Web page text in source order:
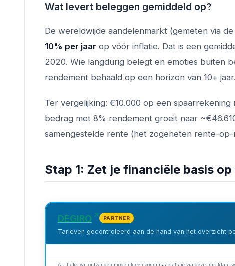
Wat levert beleggen gemiddeld op?
De wereldwijde aandelenmarkt (gemeten via
10% per jaar op vóór inflatie. Dat is een
2020. Wie langdurig belegt en emoties buiten
rendement behaald op een horizon van 10+ jaar.
Ter vergelijking: €10.000 op een
bedrag met 8% rendement groeit naar
samengestelde rente (het zogeheten rente-
Stap 1: Zet je financiële basis
DEGIRO PARTNER
Tarieven gecontroleerd aan de hand van het overzicht
Affiliate: wij ontvangen mogelijk een commissie als je via deze link klant